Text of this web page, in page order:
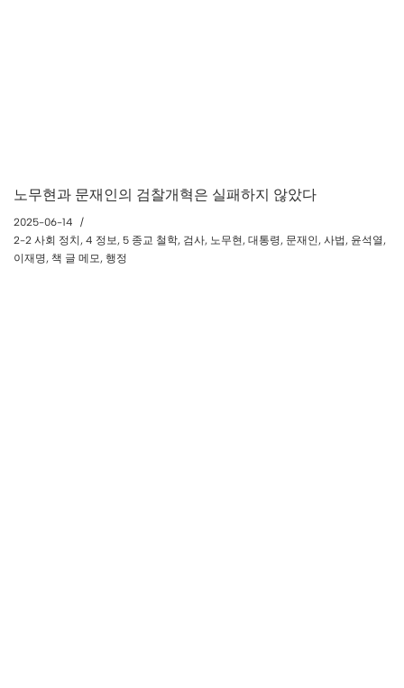
노무현과 문재인의 검찰개혁은 실패하지 않았다
2025-06-14
2-2 사회 정치, 4 정보, 5 종교 철학, 검사, 노무현, 대통령, 문재인, 사법, 윤석열,
이재명, 책 글 메모, 행정